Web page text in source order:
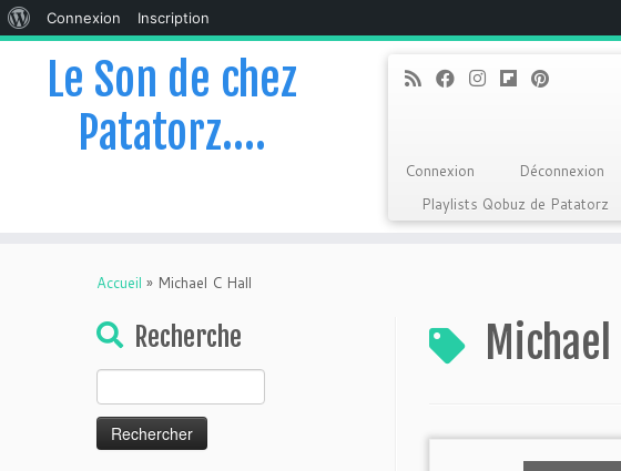
WordPress
Connexion
Inscription
Le Son de chez
Patatorz….
Connexion Déconnexion
Playlists Qobuz de Patatorz
Accueil » Michael C Hall
Recherche Michael